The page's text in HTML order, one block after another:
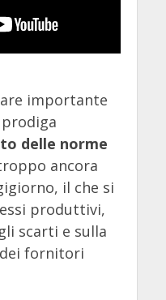
importante
delle norme
ancora
il che si
produttivi,
scarti e sulla
fornitori